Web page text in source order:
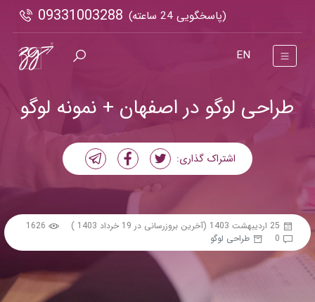
(پاسخگویی 24 ساعته) 09331003288
EN
طراحی لوگو در اصفهان + نمونه لوگو
اشتراک گذاری:
25 اردیبهشت 1403 (آخرین بروزرسانی در 19 خرداد 1403 )
1626
0
طراحی لوگو